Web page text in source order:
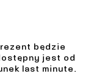
będzie
jest od
last minute.